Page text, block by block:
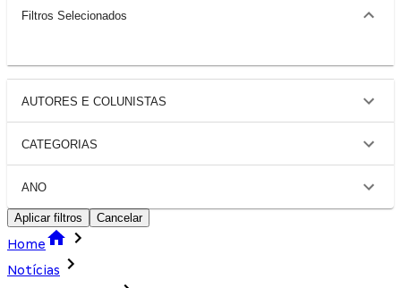
Filtros Selecionados
AUTORES E COLUNISTAS
CATEGORIAS
ANO
Aplicar filtros Cancelar
Home
Notícias